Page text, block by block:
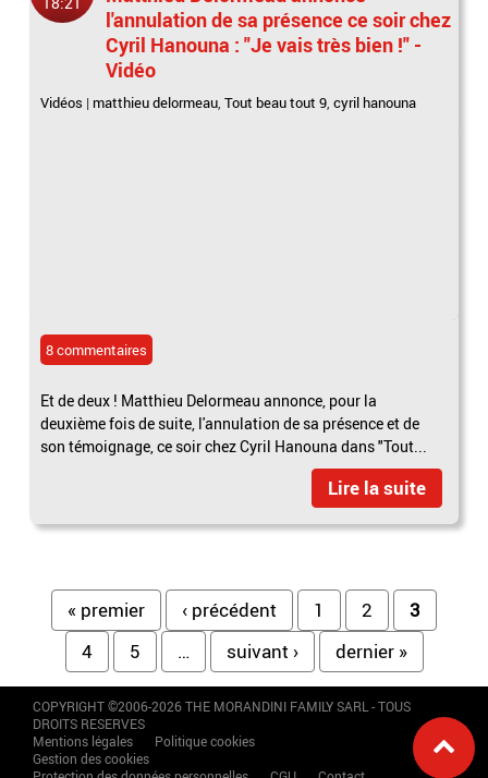
l'annulation de sa présence ce soir chez
Cyril Hanouna : "Je vais très bien !" -
Vidéo
Vidéos | matthieu delormeau,Tout beau tout 9,cyril hanouna
8 commentaires
Et de deux ! Matthieu Delormeau annonce, pour la
deuxième fois de suite, l'annulation de sa présence et de
son témoignage, ce soir chez Cyril Hanouna dans "Tout...
Lire la suite
Pages
« premier ‹ précédent 1 2
3
4
5 … suivant › dernier »
COPYRIGHT ©2006-2026 THE MORANDINI FAMILY SARL - TOUS
DROITS RESERVES
Mentions légales
Politique cookies
Gestion des cookies